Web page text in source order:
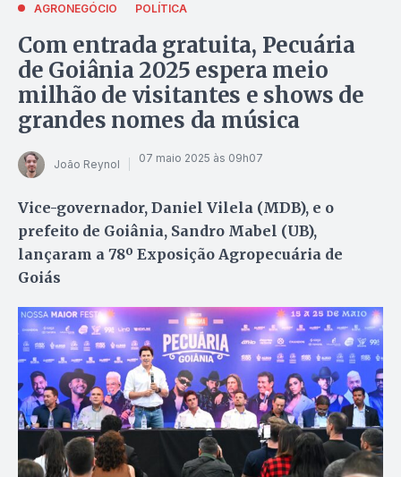
AGRONEGÓCIO POLÍTICA
Com entrada gratuita, Pecuária
de Goiânia 2025 espera meio
milhão de visitantes e shows de
grandes nomes da música
João Reynol 07 maio 2025 às 09h07
Vice-governador, Daniel Vilela (MDB), e o
prefeito de Goiânia, Sandro Mabel (UB),
lançaram a 78º Exposição Agropecuária de
Goiás